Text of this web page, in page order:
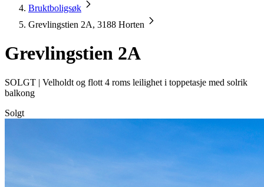
Bruktboligsøk
Grevlingstien 2A, 3188 Horten
Grevlingstien 2A
SOLGT | Velholdt og flott 4 roms leilighet i toppetasje med solrik
balkong
Solgt